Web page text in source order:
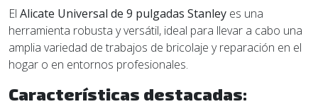
El Alicate Universal de 9 pulgadas Stanley es una
herramienta robusta y versátil, ideal para llevar a cabo una
amplia variedad de trabajos de bricolaje y reparación en el
hogar o en entornos profesionales.
Características destacadas: